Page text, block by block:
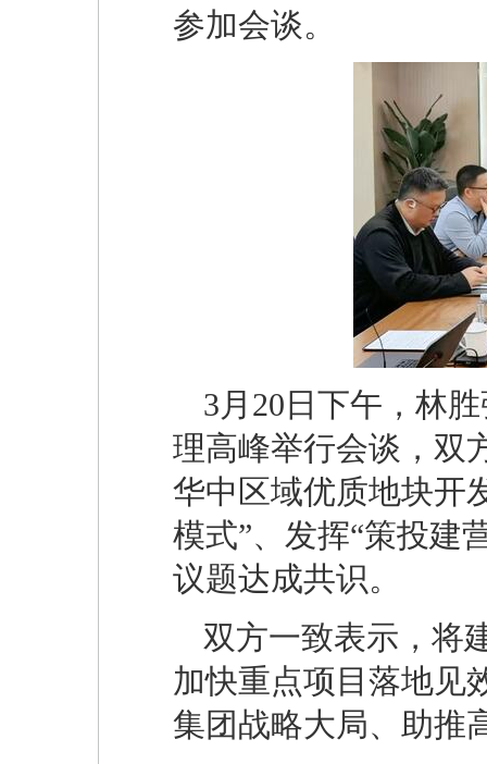
参加会谈。
3月20日下午，林
理高峰举行会谈，双
华中区域优质地块开
模式”、发挥“策投建
议题达成共识。
双方一致表示，将
加快重点项目落地见
集团战略大局、助推